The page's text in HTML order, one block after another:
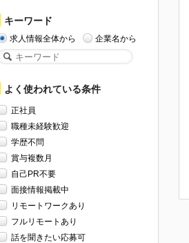
キーワード
求人情報全体から 企業名から
よく使われている条件
正社員
職種未経験歓迎
学歴不問
賞与複数月
自己PR不要
面接情報掲載中
リモートワークあり
フルリモートあり
話を聞きたい応募可